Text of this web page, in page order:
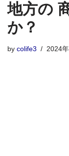
へ
ス
キ
ッ
地方の
か？
by colife3 2024